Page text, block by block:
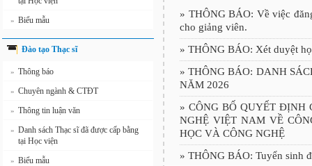
» Biểu mẫu
Đào tạo Thạc sĩ
» Thông báo
» Chuyên ngành & CTĐT
» Thông tin luận văn
» Danh sách Thạc sĩ đã được cấp bằng
tại Học viện
» Biểu mẫu
» THÔNG BÁO: Về việc
cho giảng viên.
» THÔNG BÁO: Xét duyệt
»THÔNG BÁO: DANH
NĂM 2026
»CÔNG BỐ QUYẾT ĐỊNH
NGHỆ VIỆT NAM VỀ
HỌC VÀ CÔNG NGHỆ
» THÔNG BÁO: Tuyển sinh